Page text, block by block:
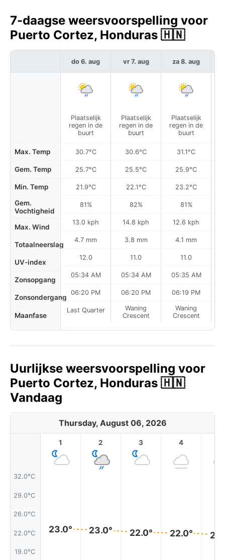
7-daagse weersvoorspelling voor
Puerto Cortez, Honduras 🇭🇳
Max. Temp
Gem. Temp
Min. Temp
Gem.
Vochtigheid
Max. Wind
Totaalneerslag
UV-index
Zonsopgang
Zonsondergang
Maanfase
do 6. aug
Plaatselijk
regen in de
buurt
30.7°C
25.7°C
21.9°C
81%
13.0 kph
4.7 mm
12.0
05:34 AM
06:20 PM
Last Quarter
vr 7. aug
Plaatselijk
regen in de
buurt
30.6°C
25.5°C
22.1°C
82%
14.8 kph
3.8 mm
11.0
05:34 AM
06:20 PM
Waning
Crescent
za 8. aug
Plaatselijk
regen in de
buurt
31.1°C
25.9°C
23.2°C
81%
12.6 kph
4.1 mm
11.0
05:35 AM
06:19 PM
Waning
Crescent
Uurlijkse weersvoorspelling voor
Puerto Cortez, Honduras 🇭🇳
Vandaag
Thursday, August 06, 2026
32.0°C
29.0°C
26.0°C
22.0°C
19.0°C
1
23.0°
2
23.0°
3
22.0°
4
22.0°